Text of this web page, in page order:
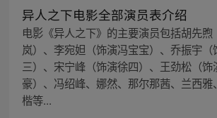
异人之下电影全部演员表介绍
电影《异人之下》的主要演员包括胡先煦
岚）、李宛妲（饰演冯宝宝）、乔振宇
三）、宋宁峰（饰演徐四）、王劲松（饰
豪）、冯绍峰、娜然、那尔那茜、兰西雅
楷等...